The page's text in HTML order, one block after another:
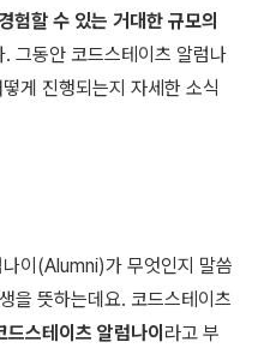
할 수 있는 거대한 규모의
. 그동안 코드스테이츠 알럼나
게 진행되는지 자세한 소식
이(Alumni)가 무엇인지 말씀
을 뜻하는데요. 코드스테이츠
드스테이츠 알럼나이 라고 부